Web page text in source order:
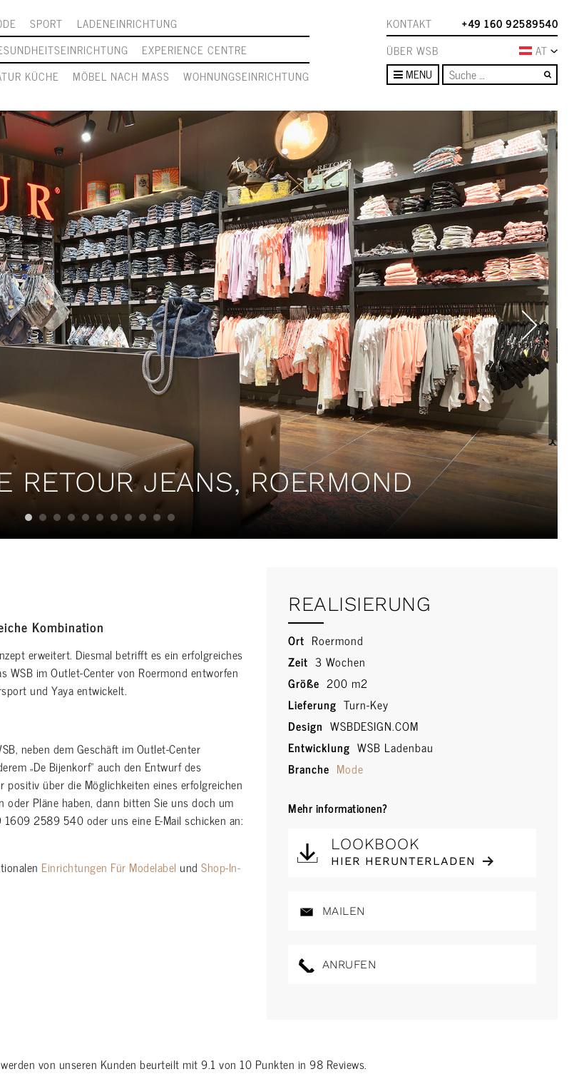
SPORT
LADENEINRICHTUNG
EXPERIENCE CENTRE
KÜCHE MÖBEL NACH MASS WOHNUNGSEINRICHTUNG
KONTAKT
+49 160 92589540
ÜBER WSB
AT
MENU
RETOUR JEANS, ROERMOND
Kombination
erweitert. Diesmal betrifft es ein erfolgreiches
WSB im Outlet-Center von Roermond entworfen
und Yaya entwickelt.
neben dem Geschäft im Outlet-Center
„De Bijenkorf“ auch den Entwurf des
positiv über die Möglichkeiten eines erfolgreichen
oder Pläne haben, dann bitten Sie uns doch um
2589 540 oder uns eine E-Mail schicken an:
Einrichtungen Für Modelabel und Shop-In-
REALISIERUNG
Ort Roermond
Zeit 3 Wochen
Größe 200 m2
Lieferung Turn-Key
Design WSBDESIGN.COM
Entwicklung WSB Ladenbau
Branche Mode
Mehr informationen?
LOOKBOOK
HIER HERUNTERLADEN
MAILEN
ANRUFEN
werden von unseren Kunden beurteilt mit9.1 von 10 Punkten in 98 Reviews.